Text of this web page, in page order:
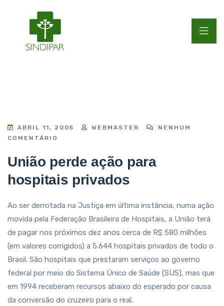
ABRIL 11, 2005 WEBMASTER
NENHUM
COMENTÁRIO
União perde ação para
hospitais privados
Ao ser derrotada na Justiça em última instância, numa ação
movida pela Federação Brasileira de Hospitais, a União terá
de pagar nos próximos dez anos cerca de R$ 580 milhões
(em valores corrigidos) a 5.644 hospitais privados de todo o
Brasil. São hospitais que prestaram serviços ao governo
federal por meio do Sistema Único de Saúde (SUS), mas que
em 1994 receberam recursos abaixo do esperado por causa
da conversão do cruzeiro para o real.